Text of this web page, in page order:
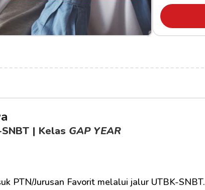
| Kelas GAP YEAR
PTN/Jurusan Favorit melalui jalur UTBK-SNBT.